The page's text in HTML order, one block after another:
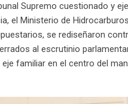
Supremo cuestionado y
el Ministerio de
se rediseñaron
al escrutinio
familiar en el centro del